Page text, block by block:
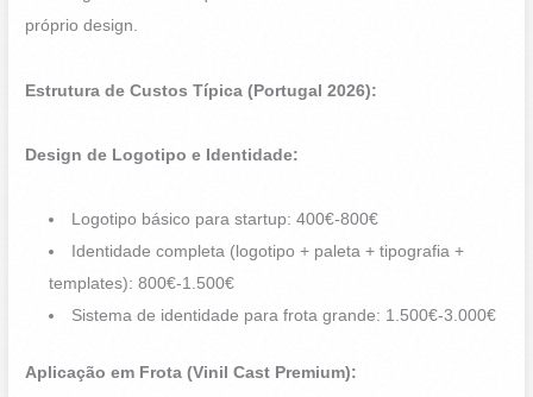
próprio design.
Estrutura de Custos Típica (Portugal 2026):
Design de Logotipo e Identidade:
Logotipo básico para startup: 400€-800€
Identidade completa (logotipo + paleta + tipografia +
templates): 800€-1.500€
Sistema de identidade para frota grande: 1.500€-3.000€
Aplicação em Frota (Vinil Cast Premium):